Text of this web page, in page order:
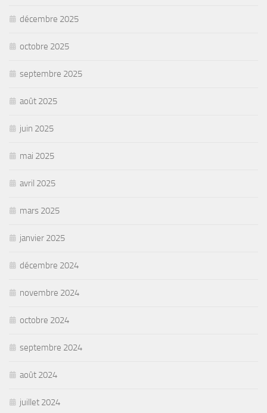
décembre 2025
octobre 2025
septembre 2025
août 2025
juin 2025
mai 2025
avril 2025
mars 2025
janvier 2025
décembre 2024
novembre 2024
octobre 2024
septembre 2024
août 2024
juillet 2024